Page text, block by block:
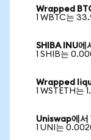
Wrapped
1 WBTC는
SHIBA INU
1 SHIB는
Wrapped
1 WSTETH는
Uniswap에
1 UNI는